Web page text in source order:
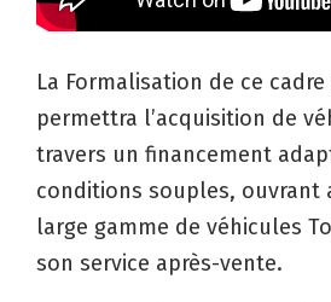
La Formalisation de ce
permettra l’acquisition de
travers un financement
conditions souples, ouvrant
large gamme de véhicules
son service après-vente.